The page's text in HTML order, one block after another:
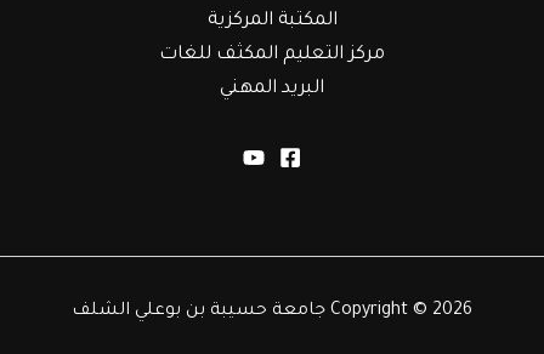
المكتبة المركزية
مركز التعليم المكثف للغات
البريد المهني
Copyright © 2026 جامعة حسيبة بن بوعلي الشلف